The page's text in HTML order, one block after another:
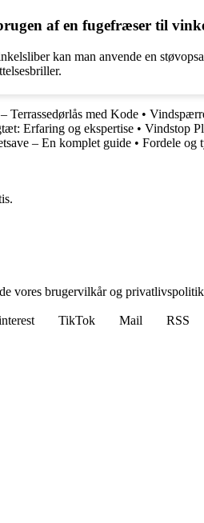
af en fugefræser til
kan man anvende en
Terrassedørlås med Kode •
Erfaring og ekspertise • Vindstop
– En komplet guide • Fordele og
vores brugervilkår og
TikTok Mail
RSS